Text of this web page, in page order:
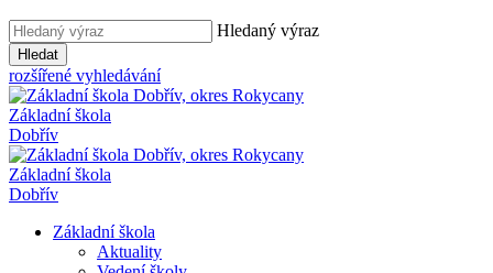
Hledaný výraz
Hledat
rozšířené vyhledávání
Základní škola
Dobřív
Základní škola
Dobřív
Základní škola
Aktuality